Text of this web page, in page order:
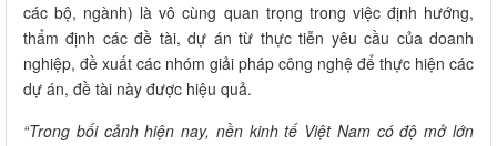
các bộ, ngành) là vô cùng quan trọng trong việc định hướng,
thẩm định các đề tài, dự án từ thực tiễn yêu cầu của doanh
nghiệp, đề xuất các nhóm giải pháp công nghệ để thực hiện các
dự án, đề tài này được hiệu quả.
“Trong bối cảnh hiện nay, nền kinh tế Việt Nam có độ mở lớn